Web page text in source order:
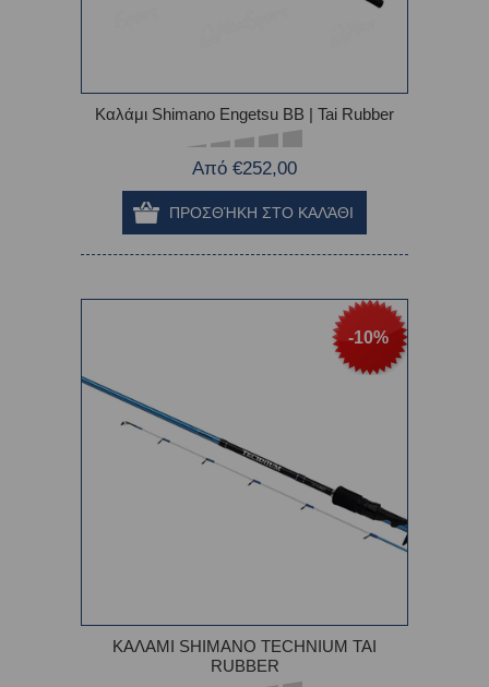
Καλάμι Shimano Engetsu BB | Tai Rubber
Από €252,00
-10%
ΚΑΛΑΜΙ SHIMANO TECHNIUM TAI
RUBBER